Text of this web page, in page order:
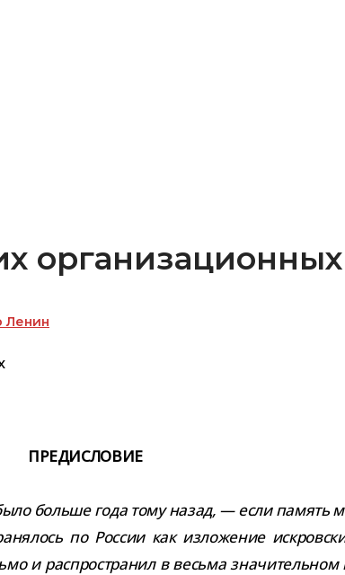
организационных
Ленин
ПРЕДИСЛОВИЕ
больше года тому назад, — если память
по России как изло­же­ние
и рас­про­стра­нил в весьма